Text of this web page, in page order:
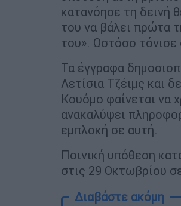
κατανόησε τη δεινή
του να βάλει πρώτα
του». Ωστόσο τόνισε
Τα έγγραφα
Λετίσια Τζέιμς και
Κουόμο φαίνεται να
ανακαλύψει
εμπλοκή σε αυτή.
Ποινική υπόθεση
στις 29 Οκτωβρίου
Διαβάστε ακόμη